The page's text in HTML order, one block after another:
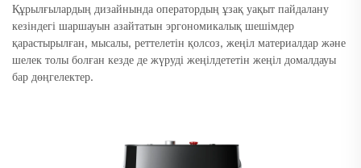
Құрылғылардың дизайнында оператордың ұзақ уақыт пайдалану
кезіндегі шаршауын азайтатын эргономикалық шешімдер
қарастырылған, мысалы, реттелетін қолсоз, жеңіл материалдар және
шелек толы болған кезде де жүруді жеңілдететін жеңіл домалдауы
бар дөңгелектер.